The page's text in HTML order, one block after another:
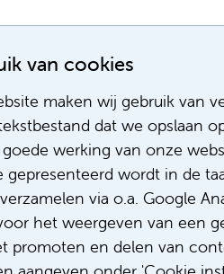
van cookies
maken wij gebruik van
dat we opslaan
werking van onze
wordt in de
via o.a. Google
het weergeven van een
promoten en delen van
Meest
focus